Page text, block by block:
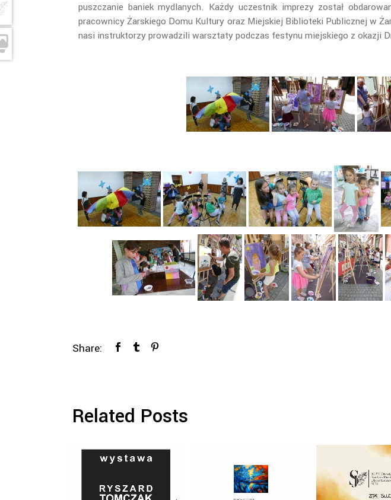
puszczanie baniek mydlanych. Każdy uczestnik imprezy został
pracownicy Żarskiego Domu Kultury oraz Miejskiej Biblioteki Publicznej w
nasi instruktorzy prowadzili warsztaty podczas festynu miejskiego z okazji
Share:
Related Posts